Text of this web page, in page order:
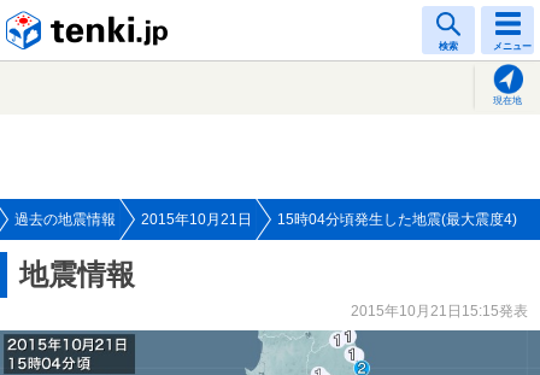
検索 メニュー
現在地
過去の地震情報 2015年10月21日 15時04分頃発生した地震(最大震度4)
地震情報
2015年10月21日15:15発表